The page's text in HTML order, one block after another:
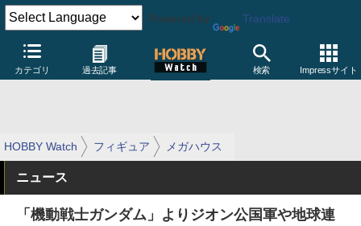
Powered by Translate
カテゴリ 過去記事 検索 Impressサイト
HOBBY Watch フィギュア メガハウス
ニュース
「機動戦士ガンダム」よりジオン公国軍や地球連